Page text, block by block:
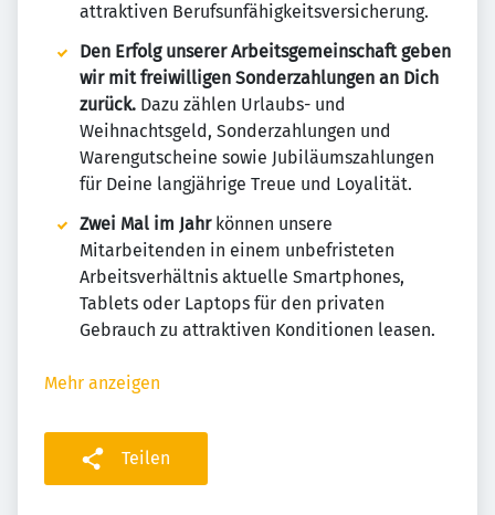
attraktiven Berufsunfähigkeitsversicherung.
Den Erfolg unserer Arbeitsgemeinschaft geben
wir mit freiwilligen Sonderzahlungen an Dich
zurück. Dazu zählen Urlaubs- und
Weihnachtsgeld, Sonderzahlungen und
Warengutscheine sowie Jubiläumszahlungen
für Deine langjährige Treue und Loyalität.
Zwei Mal im Jahrkönnen unsere
Mitarbeitenden in einem unbefristeten
Arbeitsverhältnis aktuelle Smartphones,
Tablets oder Laptops für den privaten
Gebrauch zu attraktiven Konditionen leasen.
Mehr anzeigen
Teilen